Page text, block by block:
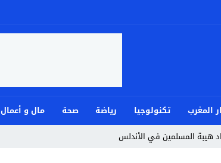
المغرب تكنولوجيا رياضة صحة مال و أعمال
هيبة المسلمين في الأندلس